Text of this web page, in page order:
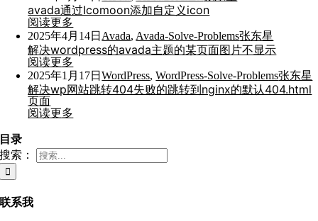
avada通过Icomoon添加自定义icon
阅读更多
2025年4月14日 Avada, Avada-Solve-Problems张东星
解决wordpress的avada主题的某页面图片不显示
阅读更多
2025年1月17日WordPress,WordPress-Solve-Problems张东星
解决wp网站跳转404失败的跳转到nginx的默认404.html
页面
阅读更多
目录
搜索：
联系我